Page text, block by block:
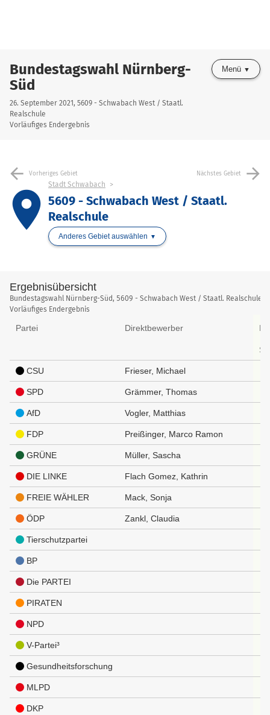
Bundestagswahl Nürnberg-
Süd
26. September 2021, 5609 - Schwabach West / Staatl.
Realschule
Vorläufiges Endergebnis
Menü
arrow_back Vorheriges Gebiet Nächstes Gebiet arrow_forward
place
Stadt Schwabach
5609 - Schwabach West / Staatl.
Realschule
Anderes Gebiet auswählen
Ergebnisübersicht
Ergebnisübersicht
Bundestagswahl Nürnberg-Süd, 5609 - Schwabach West / Staatl. Realschule
Vorläufiges Endergebnis
Partei Direktbewerber
CSU Frieser, Michael
SPD Grämmer, Thomas
AfD Vogler, Matthias
FDP Preißinger, Marco Ramon
GRÜNE Müller, Sascha
DIE LINKE Flach Gomez, Kathrin
FREIE WÄHLER Mack, Sonja
ÖDP Zankl, Claudia
Tierschutzpartei
BP
Die PARTEI
PIRATEN
NPD
V-Partei³
Gesundheitsforschung
MLPD
DKP